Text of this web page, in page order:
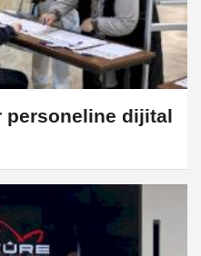
personeline dijital